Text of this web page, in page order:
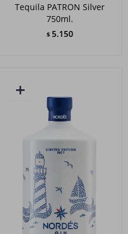
Tequila PATRON Silver
750ml.
$ 5.150